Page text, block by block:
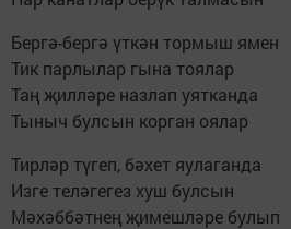
Бергә-бергә үткән тормыш ямен
Тик парлылар гына тоялар
Таң җилләре назлап уятканда
Тыныч булсын корган оялар
Тирләр түгеп, бәхет яулаганда
Изге теләгегез хуш булсын
Мәхәббәтнең җимешләре булып